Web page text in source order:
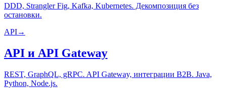
DDD, Strangler Fig, Kafka, Kubernetes. Декомпозиция без
остановки.
API→
API и API Gateway
REST, GraphQL, gRPC. API Gateway, интеграции B2B. Java,
Python, Node.js.